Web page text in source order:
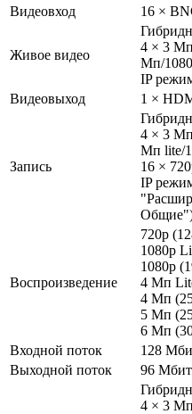
Видеовход
16 ×
Живое видео
4 × 3
Мп/
IP
Видеовыход
1 ×
Запись
4 × 3
Мп lite/
16 ×
IP
Воспроизведение
720p
1080p
1080р
4 Мп
4 Мп
5 Мп
6 Мп
Входной поток
128
Выходной поток
96
4 × 3